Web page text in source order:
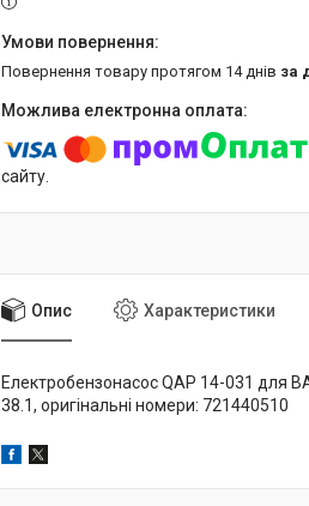
повернення товару протягом 14 днів за
сайту.
Опис Характеристики
Електробензонасос QAP 14-031 для
38.1, оригінальні номери: 721440510